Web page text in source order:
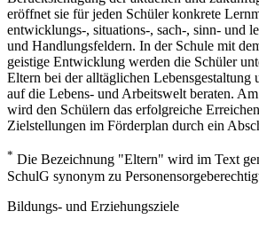
eröffnet sie für jeden Schüler konkrete
entwicklungs-, situations-, sach-, sinn- und
und Handlungsfeldern. In der Schule mit
geistige Entwicklung werden die Schüler
Eltern bei der alltäglichen Lebensgestaltung
auf die Lebens- und Arbeitswelt beraten.
wird den Schülern das erfolgreiche
Zielstellungen im Förderplan durch ein
* Die Bezeichnung "Eltern" wird im Text
SchulG synonym zu
Bildungs- und Erziehungsziele